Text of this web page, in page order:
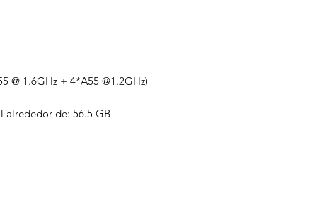
@ 1.6GHz + 4*A55 @1.2GHz)
alrededor de: 56.5 GB